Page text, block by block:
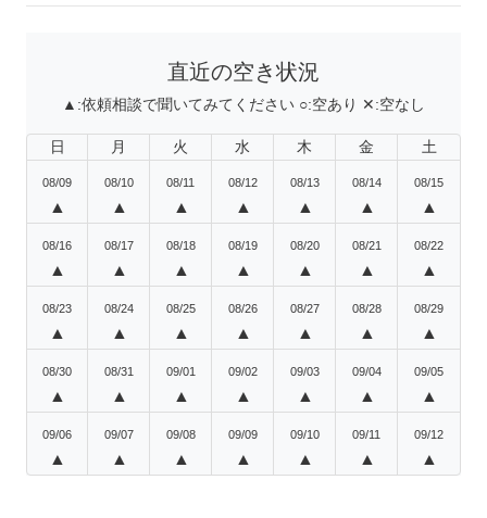
直近の空き状況
▲:依頼相談で聞いてみてください ○:空あり ✕:空なし
日 月 火 水 木 金 土
08/09
▲
08/10
▲
08/11
▲
08/12
▲
08/13
▲
08/14
▲
08/15
▲
08/16
▲
08/17
▲
08/18
▲
08/19
▲
08/20
▲
08/21
▲
08/22
▲
08/23
▲
08/24
▲
08/25
▲
08/26
▲
08/27
▲
08/28
▲
08/29
▲
08/30
▲
08/31
▲
09/01
▲
09/02
▲
09/03
▲
09/04
▲
09/05
▲
09/06
▲
09/07
▲
09/08
▲
09/09
▲
09/10
▲
09/11
▲
09/12
▲